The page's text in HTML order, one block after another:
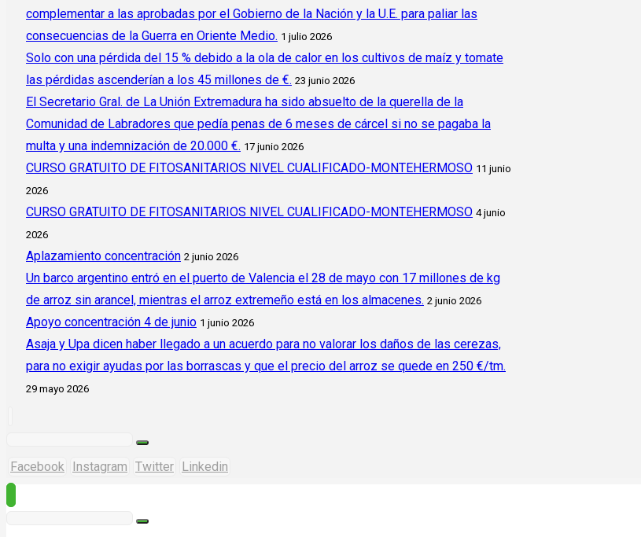
complementar a las aprobadas por el Gobierno de la Nación y la U.E. para paliar las
consecuencias de la Guerra en Oriente Medio. 1 julio 2026
Solo con una pérdida del 15 % debido a la ola de calor en los cultivos de maíz y tomate
las pérdidas ascenderían a los 45 millones de €. 23 junio 2026
El Secretario Gral. de La Unión Extremadura ha sido absuelto de la querella de la
Comunidad de Labradores que pedía penas de 6 meses de cárcel si no se pagaba la
multa y una indemnización de 20.000 €. 17 junio 2026
CURSO GRATUITO DE FITOSANITARIOS NIVEL CUALIFICADO-MONTEHERMOSO 11 junio
2026
CURSO GRATUITO DE FITOSANITARIOS NIVEL CUALIFICADO-MONTEHERMOSO 4 junio
2026
Aplazamiento concentración 2 junio 2026
Un barco argentino entró en el puerto de Valencia el 28 de mayo con 17 millones de kg
de arroz sin arancel, mientras el arroz extremeño está en los almacenes. 2 junio 2026
Apoyo concentración 4 de junio 1 junio 2026
Asaja y Upa dicen haber llegado a un acuerdo para no valorar los daños de las cerezas,
para no exigir ayudas por las borrascas y que el precio del arroz se quede en 250 €/tm.
29 mayo 2026
Facebook Instagram Twitter Linkedin